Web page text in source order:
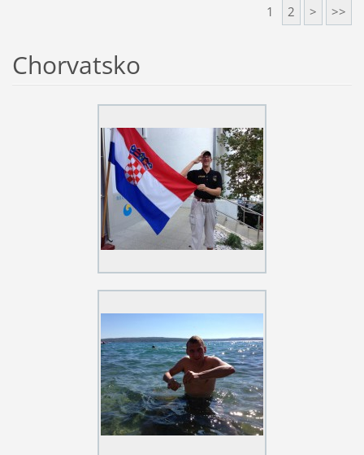
1 2 > >>
Chorvatsko